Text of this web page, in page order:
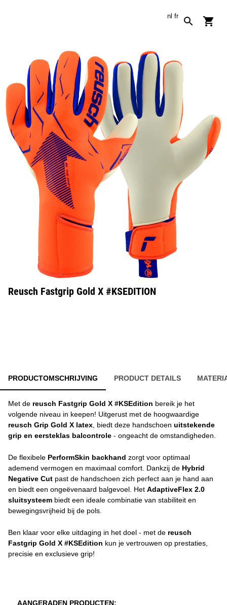
nl fr
Reusch Fastgrip Gold X #KSEDITION
PRODUCTOMSCHRIJVING PRODUCT DETAILS
Met de reusch Fastgrip Gold X #KSEdition bereik je het
volgende niveau in keepen! Uitgerust met de hoogwaardige
reusch Grip Gold X latex , biedt deze handschoen uitstekende
grip en eersteklas balcontrole - ongeacht de omstandigheden.
De flexibele PerformSkin backhand zorgt voor optimaal
ademend vermogen en maximaal comfort. Dankzij de Hybrid
Negative Cut past de handschoen zich perfect aan je hand aan
en biedt een ongeëvenaard balgevoel. Het AdaptiveFlex 2.0
sluitsysteem biedt een ideale combinatie van stabiliteit en
bewegingsvrijheid bij de pols.
Ben klaar voor elke uitdaging in het doel - met de reusch
Fastgrip Gold X #KSEdition kun je vertrouwen op prestaties,
precisie en exclusieve grip!
AANGERADEN PRODUCTEN: